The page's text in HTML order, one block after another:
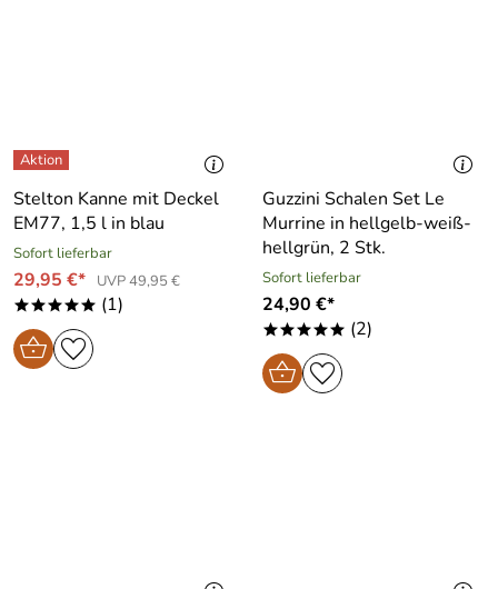
Stelton Kanne mit Deckel
EM77, 1,5 l in blau
Sofort lieferbar
29,95 €* UVP 49,95 €
***** (1)
Guzzini Schalen Set Le
Murrine in hellgelb-weiß-
hellgrün, 2 Stk.
Sofort lieferbar
24,90 €*
***** (2)